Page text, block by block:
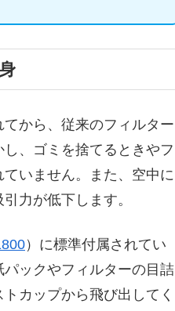
から、従来のフィルター
、ゴミを捨てるときやフ
いません。また、空中に
力が低下します。
）に標準付属されてい
ックやフィルターの目詰
カップから飛び出してく